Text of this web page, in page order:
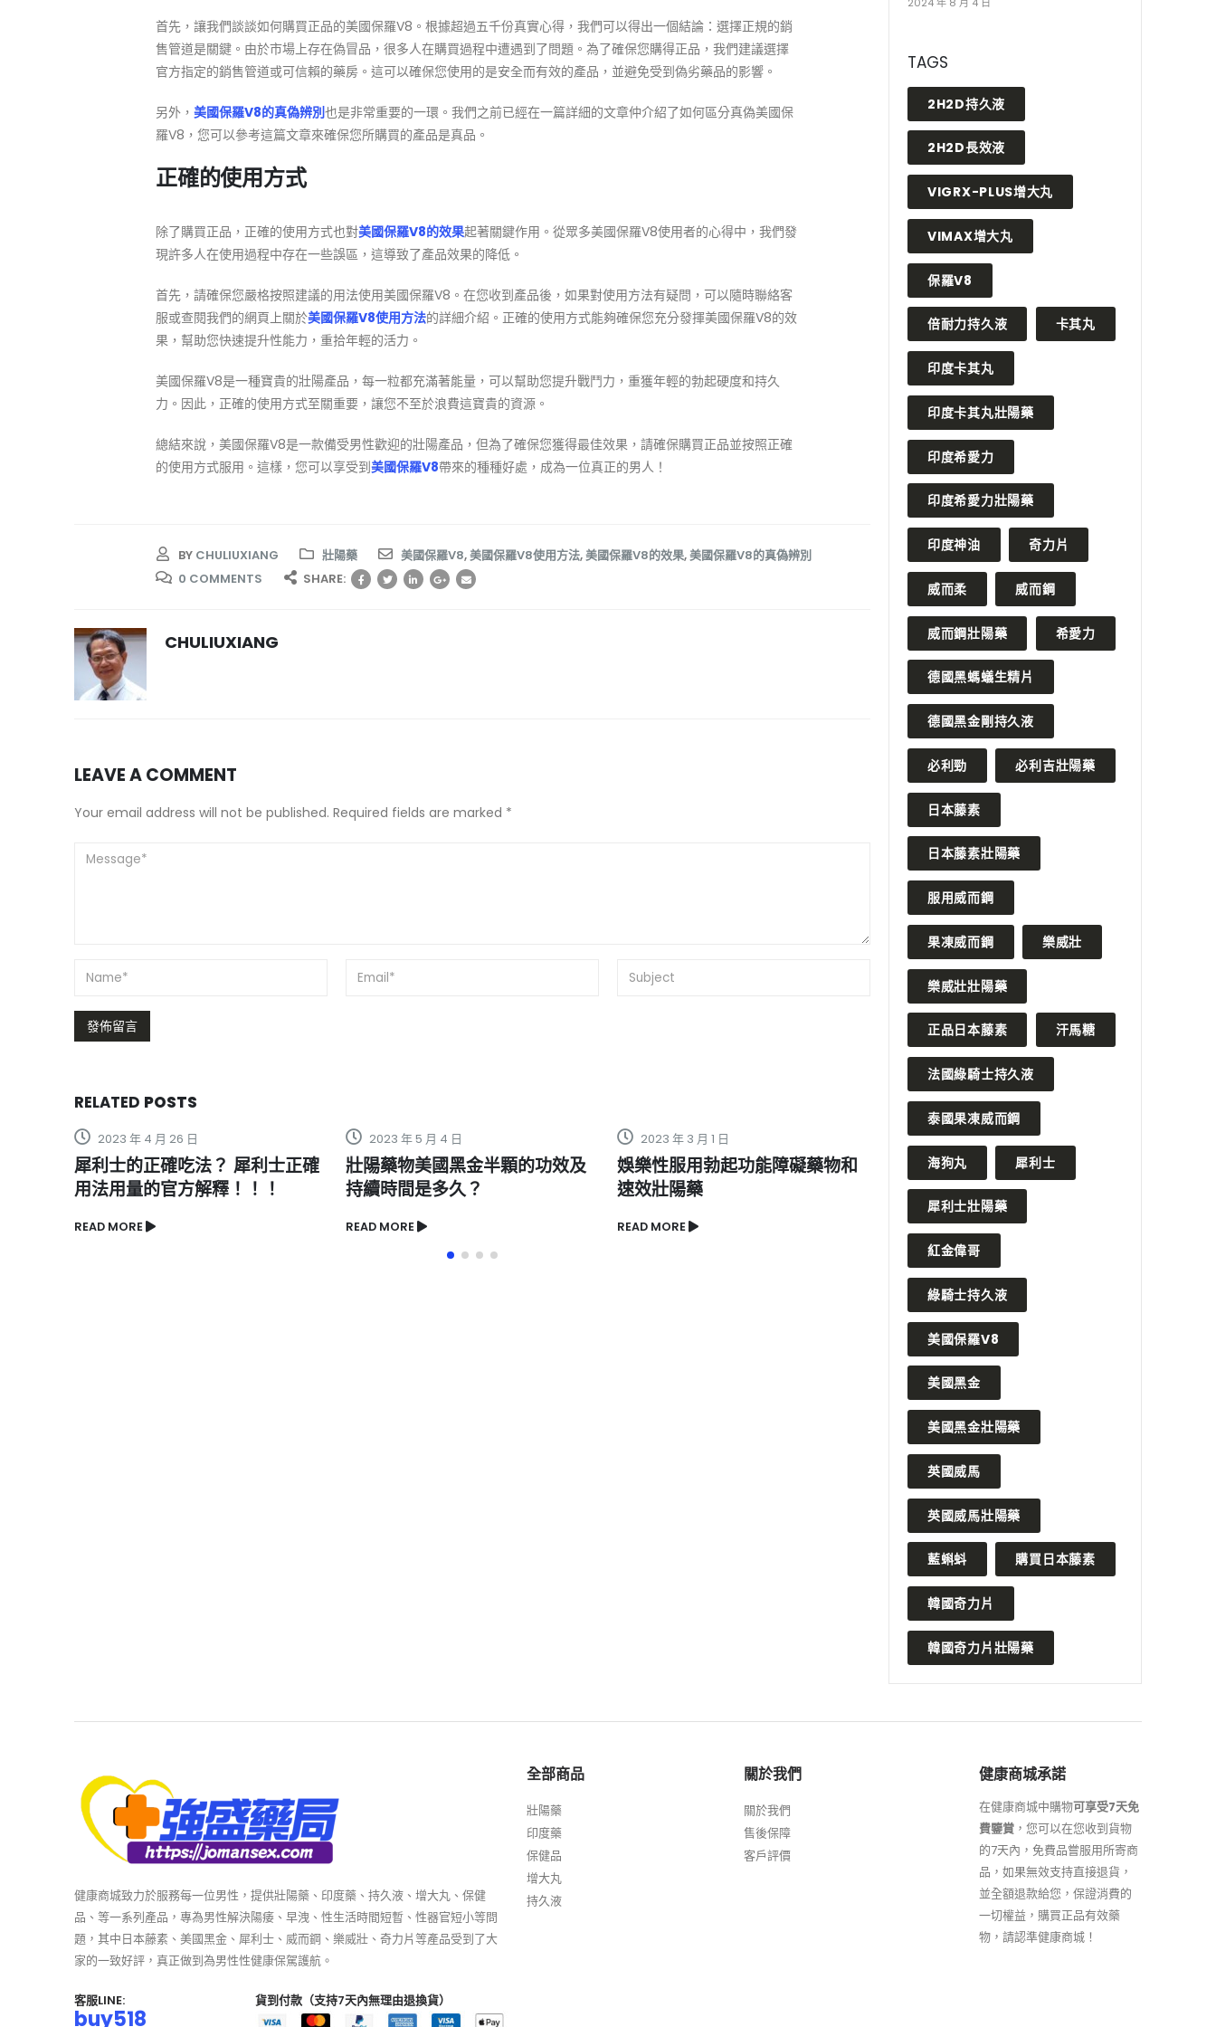
首先，讓我們談談如何購買正品的美國保羅V8。根據超過五千份真實心得，我們可以得出一個結論：選擇正規的銷
售管道是關鍵。由於市場上存在偽冒品，很多人在購買過程中遭遇到了問題。為了確保您購得正品，我們建議選擇
官方指定的銷售管道或可信賴的藥房。這可以確保您使用的是安全而有效的產品，並避免受到偽劣藥品的影響。
另外， 美國保羅V8的真偽辨別也是非常重要的一環。我們之前已經在一篇詳細的文章仲介紹了如何區分真偽美國保
羅V8，您可以參考這篇文章來確保您所購買的產品是真品。
正確的使用方式
除了購買正品，正確的使用方式也對美國保羅V8的效果起著關鍵作用。從眾多美國保羅V8使用者的心得中，我們發
現許多人在使用過程中存在一些誤區，這導致了產品效果的降低。
首先，請確保您嚴格按照建議的用法使用美國保羅V8。在您收到產品後，如果對使用方法有疑問，可以隨時聯絡客
服或查閱我們的網頁上關於美國保羅V8使用方法的詳細介紹。正確的使用方式能夠確保您充分發揮美國保羅V8的效
果，幫助您快速提升性能力，重拾年輕的活力。
美國保羅V8是一種寶貴的壯陽產品，每一粒都充滿著能量，可以幫助您提升戰鬥力，重獲年輕的勃起硬度和持久
力。因此，正確的使用方式至關重要，讓您不至於浪費這寶貴的資源。
總結來說，美國保羅V8是一款備受男性歡迎的壯陽產品，但為了確保您獲得最佳效果，請確保購買正品並按照正確
的使用方式服用。這樣，您可以享受到美國保羅V8帶來的種種好處，成為一位真正的男人！
BY CHULIUXIANG 壯陽藥 美國保羅V8,美國保羅V8使用方法,美國保羅V8的效果,美國保羅V8的真偽辨別
0 COMMENTS
SHARE:
CHULIUXIANG
LEAVE A COMMENT
Your email address will not be published. Required fields are marked *
RELATED POSTS
犀利士正確
2023 年 5 月 4 日
壯陽藥物美國黑金半顆的功效及
持續時間是多久？
READ MORE
2023 年 3 月 1 日
娛樂性服用勃起功能障礙藥物和
速效壯陽藥
READ MORE
2024 年 7 月 26 日
德國愛神CENTOS：治療勃起功
能障礙的有效選擇
READ MORE
2023 年 5 月 28 日
夫妻性生活問題解決之道：黃先
生分享必利吉的驚人效果
READ MORE
TAGS
2H2D持久液
2H2D長效液
VIGRX-PLUS增大丸
VIMAX增大丸
保羅V8
倍耐力持久液 卡其丸
印度卡其丸
印度卡其丸壯陽藥
印度希愛力
印度希愛力壯陽藥
印度神油 奇力片
威而柔 威而鋼
威而鋼壯陽藥 希愛力
德國黑螞蟻生精片
德國黑金剛持久液
必利勁 必利吉壯陽藥
日本藤素
日本藤素壯陽藥
服用威而鋼
果凍威而鋼 樂威壯
樂威壯壯陽藥
正品日本藤素 汗馬糖
法國綠騎士持久液
泰國果凍威而鋼
海狗丸 犀利士
犀利士壯陽藥
紅金偉哥
綠騎士持久液
美國保羅V8
美國黑金
美國黑金壯陽藥
英國威馬
英國威馬壯陽藥
藍蝌蚪 購買日本藤素
韓國奇力片
韓國奇力片壯陽藥
健康商城致力於服務每一位男性，提供壯陽藥、印度藥、持久液、增大丸、保健
品、等一系列產品，專為男性解決陽痿、早洩、性生活時間短暫、性器官短小等問
題，其中日本藤素、美國黑金、犀利士、威而鋼、樂威壯、奇力片等產品受到了大
家的一致好評，真正做到為男性性健康保駕護航。
客服LINE:
buy518
貨到付款（支持7天內無理由退換貨）
全部商品
壯陽藥
印度藥
保健品
增大丸
持久液
關於我們
關於我們
售後保障
客戶評價
健康商城承諾
在健康商城中購物可享受7天免
費鑒賞 ，您可以在您收到貨物
的7天內，免費品嘗服用所寄商
品，如果無效支持直接退貨，
並全額退款給您，保證消費的
一切權益，購買正品有效藥
物，請認準健康商城！